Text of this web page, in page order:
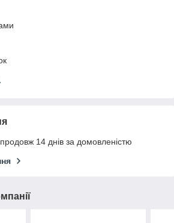
14 днів за домовленістю